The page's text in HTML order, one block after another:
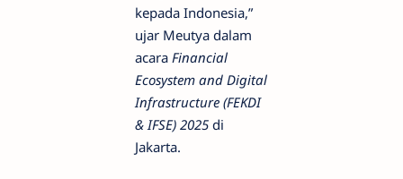
kepada Indonesia,”
ujar Meutya dalam
acara Financial
Ecosystem and Digital
Infrastructure (FEKDI
& IFSE) 2025 di
Jakarta.